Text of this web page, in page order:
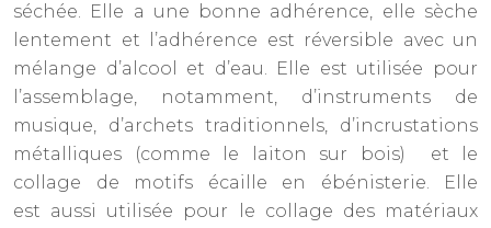
séchée. Elle a une bonne adhérence, elle sèche
lentement et l’adhérence est réversible avec un
mélange d’alcool et d’eau. Elle est utilisée pour
l’assemblage, notamment, d’instruments de
musique, d’archets traditionnels, d’incrustations
métalliques (comme le laiton sur bois) et le
collage de motifs écaille en ébénisterie. Elle
est aussi utilisée pour le collage des matériaux